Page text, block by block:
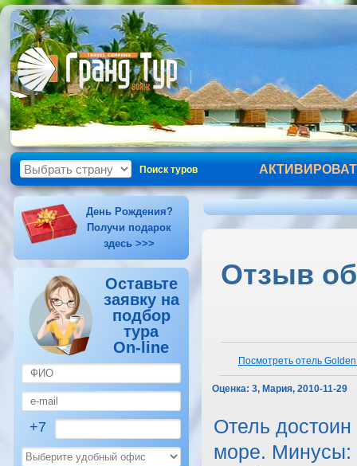
Поиск туров
День Рождения?
Получи подарок
здесь >>>
Оставьте
заявку на
подбор
тура
On-line
+7
Отзыв об
Посмотреть отель
Оценка: 3, Мария, 2010-11-29
Отель
море. Минусы: